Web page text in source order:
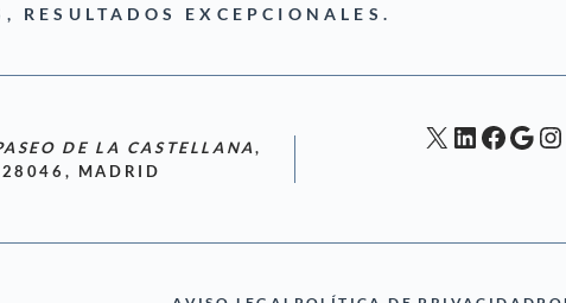
RESULTADOS EXCEPCIONALES.
DE LA CASTELLANA,
MADRID
X LinkedIn